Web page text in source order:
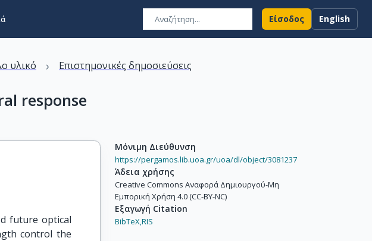
Είσοδος English
υλικό › Επιστημονικές δημοσιεύσεις
response
future optical
control the
Μόνιμη Διεύθυνση
https://pergamos.lib.uoa.gr/uoa/dl/object/3081237
Άδεια χρήσης
Creative Commons Αναφορά Δημιουργού-Μη
Εμπορική Χρήση 4.0 (CC-BY-NC)
Εξαγωγή Citation
BibTeX,RIS